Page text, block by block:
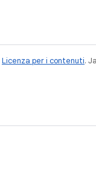
Licenza per i contenuti.